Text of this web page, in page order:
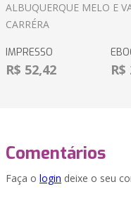
ALBUQUERQUE MELO E
CARRÉRA
IMPRESSO
R$ 52,42 R$
Comentários
Faça o login deixe o seu